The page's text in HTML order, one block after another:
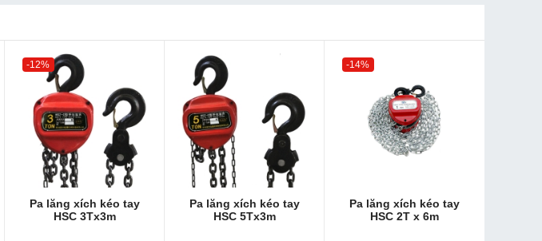
-12%
Pa lăng xích kéo tay
HSC 3Tx3m
Pa lăng xích kéo tay
HSC 5Tx3m
-14%
Pa lăng xích kéo tay
HSC 2T x 6m